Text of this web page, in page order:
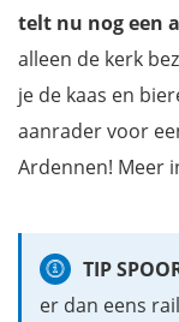
telt nu nog een
alleen de kerk
je de kaas en
aanrader voor
Ardennen! Meer
TIP
er dan eens